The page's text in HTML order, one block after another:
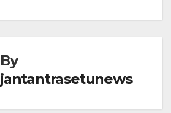
By
jantantrasetunews